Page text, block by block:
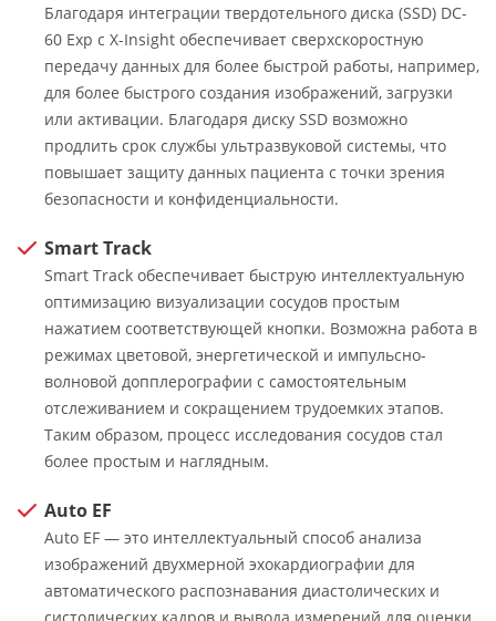
Благодаря интеграции твердотельного диска (SSD) DC-
60 Exp с X-Insight обеспечивает сверхскоростную
передачу данных для более быстрой работы, например,
для более быстрого создания изображений, загрузки
или активации. Благодаря диску SSD возможно
продлить срок службы ультразвуковой системы, что
повышает защиту данных пациента с точки зрения
безопасности и конфиденциальности.
Smart Track
Smart Track обеспечивает быструю интеллектуальную
оптимизацию визуализации сосудов простым
нажатием соответствующей кнопки. Возможна работа в
режимах цветовой, энергетической и импульсно-
волновой допплерографии с самостоятельным
отслеживанием и сокращением трудоемких этапов.
Таким образом, процесс исследования сосудов стал
более простым и наглядным.
Auto EF
Auto EF — это интеллектуальный способ анализа
изображений двухмерной эхокардиографии для
автоматического распознавания диастолических и